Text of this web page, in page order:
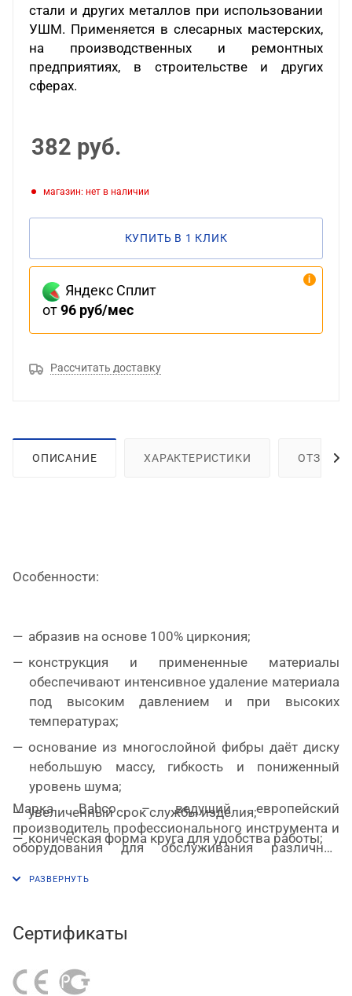
стали и других металлов при использовании
УШМ. Применяется в слесарных мастерских,
на производственных и ремонтных
предприятиях, в строительстве и других
сферах.
382 руб.
Магазин: нет в наличии
КУПИТЬ В 1 КЛИК
Яндекс Сплит
от96 руб/мес
Рассчитать доставку
ОПИСАНИЕ ХАРАКТЕРИСТИКИ ОТЗЫВЫ
Особенности:
абразив на основе 100% циркония;
конструкция и примененные материалы
обеспечивают интенсивное удаление материала
под высоким давлением и при высоких
температурах;
основание из многослойной фибры даёт диску
небольшую массу, гибкость и пониженный
уровень шума;
увеличенный срок службы изделия;
коническая форма круга для удобства работы;
Марка Bahco – ведущий европейский
производитель профессионального инструмента и
оборудования для обслуживания различной
промышленного гиганта Snap-on Incorporated.
Сертификаты